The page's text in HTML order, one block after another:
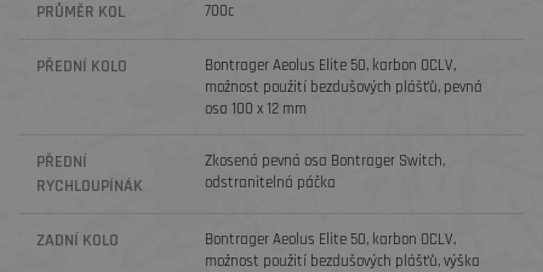
PRŮMĚR KOL 700c
PŘEDNÍ KOLO
Bontrager Aeolus Elite 50, karbon OCLV,
možnost použití bezdušových plášťů, pevná
osa 100 x 12 mm
PŘEDNÍ
RYCHLOUPÍNÁK
Zkosená pevná osa Bontrager Switch,
odstranitelná páčka
ZADNÍ KOLO
Bontrager Aeolus Elite 50, karbon OCLV,
možnost použití bezdušových plášťů, výška